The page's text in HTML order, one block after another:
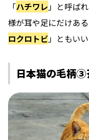
「ハチワレ」と呼ば
様が耳や足にだけあ
ロクロトビ」ともいい
日本猫の毛柄③